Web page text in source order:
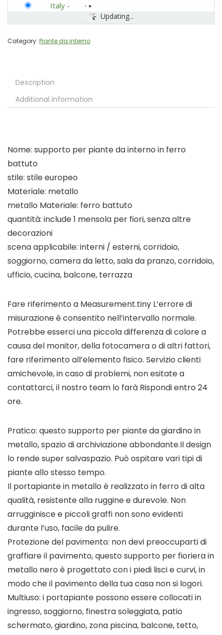
Updating...
Italy -
Category: Piante da interno
Description
Additional information
Nome: supporto per piante da interno in ferro
battuto
stile: stile europeo
Materiale: metallo
metallo Materiale: ferro battuto
quantità: include 1 mensola per fiori, senza altre
decorazioni
scena applicabile: interni / esterni, corridoio,
soggiorno, camera da letto, sala da pranzo, corridoio,
ufficio, cucina, balcone, terrazza
Fare riferimento a Measurement.tiny L’errore di
misurazione è consentito nell’intervallo normale.
Potrebbe esserci una piccola differenza di colore a
causa del monitor, della fotocamera o di altri fattori,
fare riferimento all’elemento fisico. Servizio clienti
amichevole, in caso di problemi, non esitate a
contattarci, il nostro team lo farà Rispondi entro 24
ore.
Pratico: questo supporto per piante da giardino in
metallo, spazio di archiviazione abbondante.Il design
lo rende super salvaspazio. Può ospitare vari tipi di
piante allo stesso tempo.
Il portapiante in metallo è realizzato in ferro di alta
qualità, resistente alla ruggine e durevole. Non
arrugginisce e piccoli graffi non sono evidenti
durante l’uso, facile da pulire.
Protezione del pavimento: non devi preoccuparti di
graffiare il pavimento, questo supporto per fioriera in
metallo nero è progettato con i piedi lisci e curvi, in
modo che il pavimento della tua casa non si logori.
Multiuso: i portapiante possono essere collocati in
ingresso, soggiorno, finestra soleggiata, patio
schermato, giardino, zona piscina, balcone, tetto,